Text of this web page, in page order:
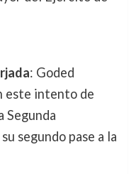
: Goded
este intento de
Segunda
segundo pase a la